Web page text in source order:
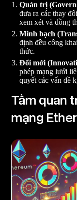
Quản trị
đưa ra các thay
xem xét và đồng
Minh bạch
định đều công
thức.
Đổi mới
phép mạng lưới
quyết các vấn đề
Tầm quan
mạng